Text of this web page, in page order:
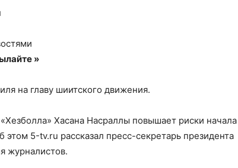
нем
»
на главу шиитского движения.
Хасана Насраллы повышает риски начала
5-tv.ru рассказал пресс-секретарь президента
журналистов.